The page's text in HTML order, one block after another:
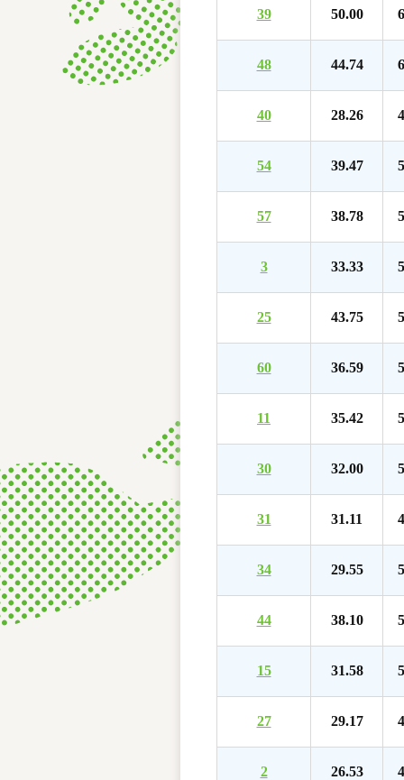
39 50.00
48 44.74
40 28.26
54 39.47
57 38.78
3 33.33
25 43.75
60 36.59
11 35.42
30 32.00
31 31.11
34 29.55
44 38.10
15 31.58
27 29.17
2 26.53